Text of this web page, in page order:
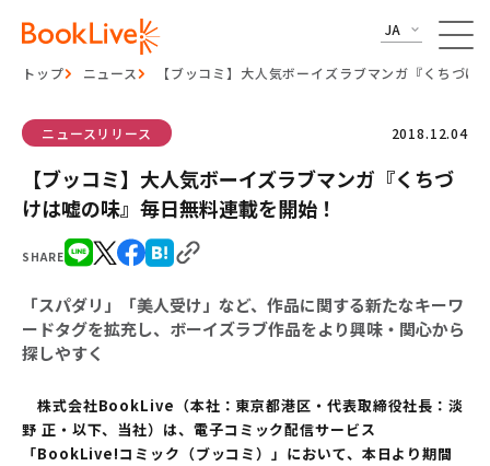
JA
トップ ニュース 【ブッコミ】大人気ボーイズラブマンガ『くちづ
SHARE
ニュースリリース 2018.12.04
【ブッコミ】大人気ボーイズラブマンガ『くちづ
けは嘘の味』毎日無料連載を開始！
「スパダリ」「美人受け」など、作品に関する新たなキーワ
ードタグを拡充し、ボーイズラブ作品をより興味・関心から
探しやすく
株式会社BookLive（本社：東京都港区・代表取締役社長：淡
野 正・以下、当社）は、電子コミック配信サービス
「BookLive!コミック（ブッコミ）」において、本日より期間